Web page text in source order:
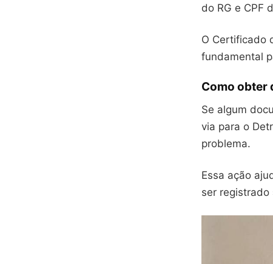
do RG e CPF
O Certificado
fundamental
Como obter
Se algum
via para o
problema.
Essa ação
ser registrado